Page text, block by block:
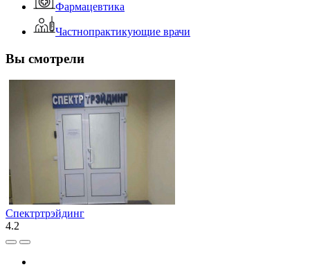
Фармацевтика
Частнопрактикующие врачи
Вы смотрели
Спектртрэйдинг
4.2